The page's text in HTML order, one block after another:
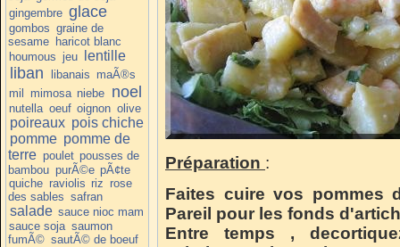
gingembre glace
gombos graine de
sesame haricot blanc
houmous jeu lentille
liban libanais maÃ®s
mil mimosa niebe noel
nutella oeuf oignon olive
poireaux pois chiche
pomme pomme de
terre poulet pousses de
bambou purÃ©e pÃ¢te
quiche raviolis riz rose
des sables safran
salade sauce nioc mam
sauce soja saumon
fumÃ© sautÃ© de boeuf
Préparation :
Faites cuire vos pommes
Pareil pour les fonds
Entre temps ,